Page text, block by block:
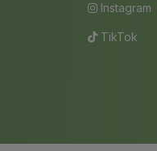
Instagram
TikTok